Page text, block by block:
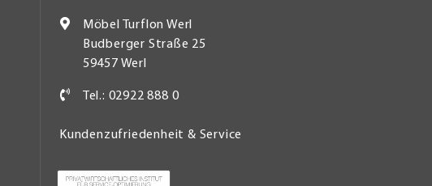
Möbel Turflon Werl
Budberger Straße 25
59457 Werl
Tel.: 02922 888 0
Kundenzufriedenheit & Service